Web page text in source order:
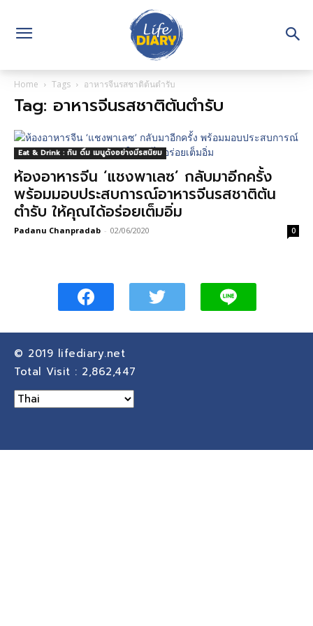
Home Tags อาหารจีนรสชาติต้นตำรับ
Tag: อาหารจีนรสชาติต้นตำรับ
Eat & Drink : กิน ดื่ม เมนูดังอย่างมีรสนิยม
ห้องอาหารจีน ‘แชงพาเลซ’ กลับมาอีกครั้ง
พร้อมมอบประสบการณ์อาหารจีนรสชาติต้น
ตำรับ ให้คุณได้อร่อยเต็มอิ่ม
Padanu Chanpradab - 02/06/2020 0
© 2019 lifediary.net
Total Visit : 2,862,447